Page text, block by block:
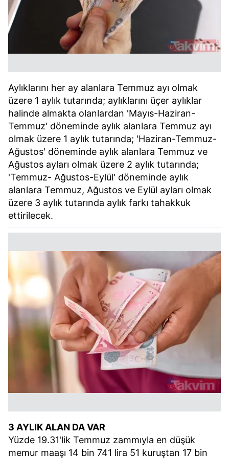
sınırlı olarak açık rızanız dahilinde kullanılacaktır.
Çerezlere ilişkin tercihlerinizi aşağıda yer alan panel
vasıtasıyla belirleyebilirsiniz. Çerezlere ilişkin detaylı bilgi
Metnimiziziyaret edebilirsiniz.
6698 sayılı Kişisel Verilerin Korunması Kanunu uyarınca
hazırlanmış Aydınlatma Metnimizi okumak ve sitemizde
ilgili mevzuata uygun olarak kullanılan çerezlerle ilgili bilgi
almak için lütfen tıklayınız.
Aylıklarını her ay alanlara Temmuz ayı olmak
üzere 1 aylık tutarında; aylıklarını üçer aylıklar
halinde almakta olanlardan 'Mayıs-Haziran-
Temmuz' döneminde aylık alanlara Temmuz ayı
olmak üzere 1 aylık tutarında; 'Haziran-Temmuz-
Ağustos' döneminde aylık alanlara Temmuz ve
Ağustos ayları olmak üzere 2 aylık tutarında;
'Temmuz- Ağustos-Eylül' döneminde aylık
alanlara Temmuz, Ağustos ve Eylül ayları olmak
üzere 3 aylık tutarında aylık farkı tahakkuk
ettirilecek.
3 AYLIK ALAN DA VAR
Yüzde 19.31'lik Temmuz zammıyla en düşük
memur maaşı 14 bin 741 lira 51 kuruştan 17 bin